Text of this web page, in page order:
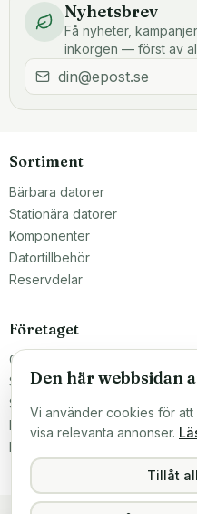
Nyhetsbrev
Få nyheter,
inkorgen — först av
Sortiment
Bärbara datorer
Stationära datorer
Komponenter
Datortillbehör
Reservdelar
Företaget
Om oss
Större inköp?
Sälj till oss
Köpvillkor
Integritetspolicy
Den här webbsidan
Vi använder cookies för att
visa relevanta annonser.
Tillåt